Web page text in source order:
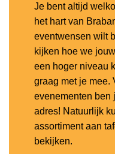
Je bent altijd
het hart van
eventwensen wilt
kijken hoe we
een hoger niveau
graag met je mee.
evenementen ben
adres! Natuurlijk
assortiment aan
bekijken.